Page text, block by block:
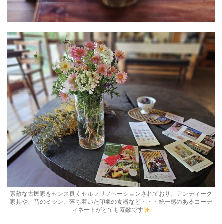
素敵な古民家をセンス良くセルフリノベーションされており、アンティーク
家具や、昔のミシン、落ち着いた印象の食器など・・・統一感のあるコーデ
ィネートがとても素敵です